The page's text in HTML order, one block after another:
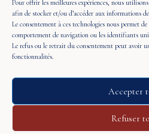
Pour offrir les meilleures expériences, nous
afin de stocker et/ou d’accéder aux informations
Le consentement à ces technologies nous permet
comportement de navigation ou les identifiants
Le refus ou le retrait du consentement peut avoir
fonctionnalités.
Accepter
Refuser
SUIVEZ-
© 2026 À Portée de Vue —